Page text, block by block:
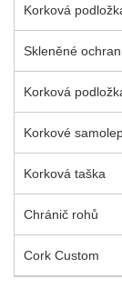
Korková
Skleněné
Korková
Korkové
Korková taška
Chránič rohů
Cork Custom